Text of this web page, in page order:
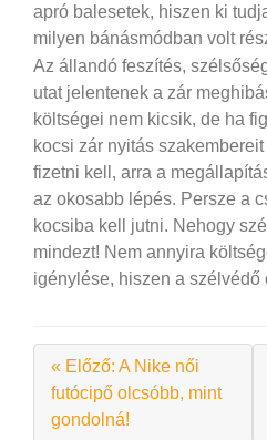
apró balesetek, hiszen ki
milyen bánásmódban volt
Az állandó feszítés,
utat jelentenek a zár
költségei nem kicsik, de ha
kocsi zár nyitás
fizetni kell, arra a
az okosabb lépés. Persze a
kocsiba kell jutni. Nehogy
mindezt! Nem annyira
igénylése, hiszen a szélvédő
« Előző: A Nike női
futócipő olcsóbb, mint
gondolná!